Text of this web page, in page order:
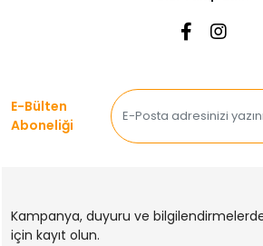
E-Bülten
Aboneliği
Kampanya, duyuru ve
için kayıt olun.